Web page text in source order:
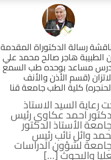
رسالة الدكتوراة المقدمة
الطبيبة هاجر صالح محمد علي
مساعد بوحده طب السمع
(قسم الأذن والأنف
كلية الطب جامعة قنا
رعاية السيد الاستاذ
احمد عكاوي رئيس
الأستاذ الدكتور
وائل نائب رئيس
لشؤون الدراسات
والبحوث […]